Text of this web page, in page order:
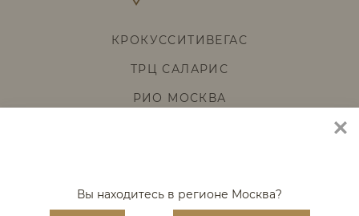
КРОКУССИТИВЕГАС
ТРЦ САЛАРИС
РИО МОСКВА
Вы находитесь в регионе Москва?